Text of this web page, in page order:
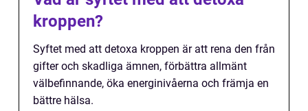
kroppen?
Syftet med att detoxa kroppen är att rena den från
gifter och skadliga ämnen, förbättra allmänt
välbefinnande, öka energinivåerna och främja en
bättre hälsa.